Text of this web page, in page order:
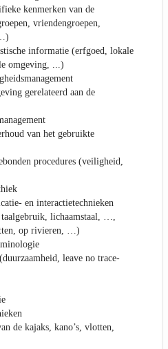
kenmerken van de
vriendengroepen,
informatie (erfgoed, lokale
omgeving, ...)
gerelateerd aan de
van het gebruikte
procedures (veiligheid,
en interactietechnieken
taalgebruik, lichaamstaal, …,
op rivieren, …)
leave no trace-
de kajaks, kano’s, vlotten,